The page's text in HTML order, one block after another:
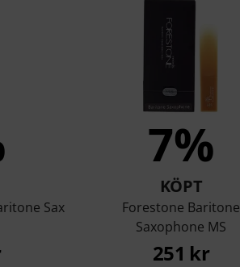
Sax
7%
KÖPT
Forestone Baritone
Saxophone MS
251 kr